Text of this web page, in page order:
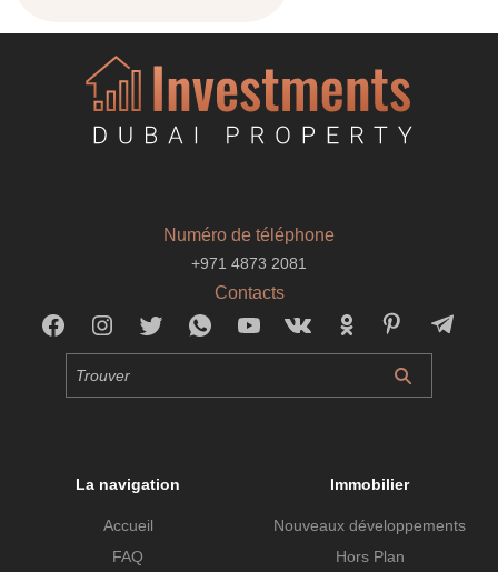
Numéro de téléphone
+971 4873 2081
Contacts
La navigation
Accueil
FAQ
Immobilier
Nouveaux développements
Hors Plan